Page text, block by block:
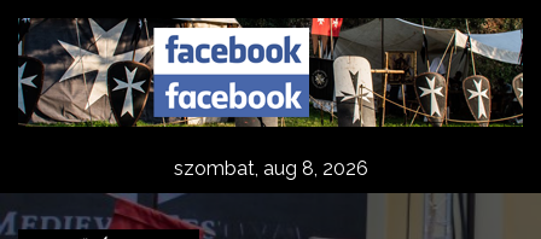
Skip
content
szombat, aug 8, 2026